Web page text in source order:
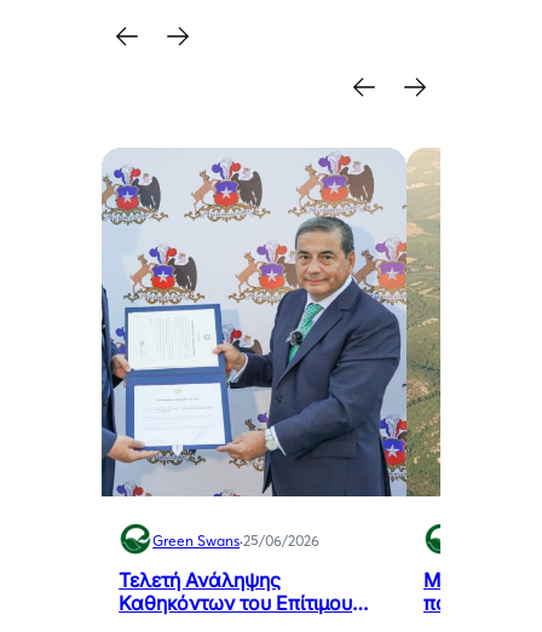
Green Swans·25/06/2026
Τελετή Ανάληψης
Καθηκόντων του Επίτιμου
Μελιγαλάς:
που